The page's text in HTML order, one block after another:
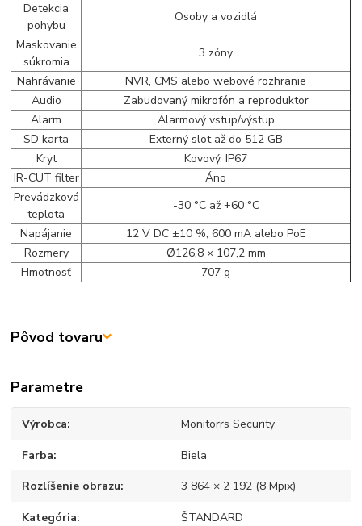
Detekcia
pohybu
Osoby a vozidlá
Maskovanie
súkromia
3 zóny
Nahrávanie
NVR, CMS alebo webové rozhranie
Audio
Zabudovaný mikrofón a reproduktor
Alarm
Alarmový vstup/výstup
SD karta
Externý slot až do 512 GB
Kryt
Kovový, IP67
IR-CUT filter
Áno
Prevádzková
teplota
-30 °C až +60 °C
Napájanie
12 V DC ±10 %, 600 mA alebo PoE
Rozmery
Ø126,8 × 107,2 mm
Hmotnosť
707 g
Pôvod tovaru
Parametre
Výrobca Monitorrs Security
Farba Biela
Rozlíšenie obrazu 3 864 × 2 192 (8 Mpix)
Kategória ŠTANDARD